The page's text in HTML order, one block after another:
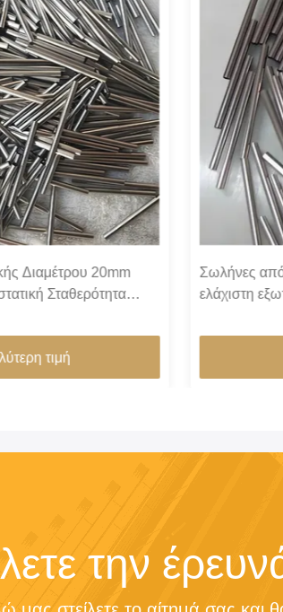
Διαμέτρου 20mm
Σταθερότητα
τιμή
Σωλήνες από
ελάχιστη
πράσινα
την